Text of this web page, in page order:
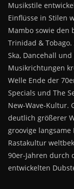
Musikstile
Einflüsse in Stilen
Mambo sowie den
Trinidad &
Ska, Dancehall
Musikrichtungen
Welle Ende der
Specials und The
New-Wave-Kultur.
deutlich größerer
groovige
Rastakultur
90er-Jahren durch
entwickelten